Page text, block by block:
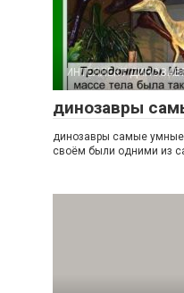
ИНТЕЛЛЕКТ
динозавры
динозавры самые
своём были одними из